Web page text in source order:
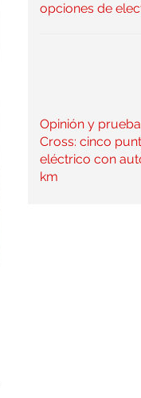
opciones de
Opinión y
Cross: cinco
eléctrico con
km